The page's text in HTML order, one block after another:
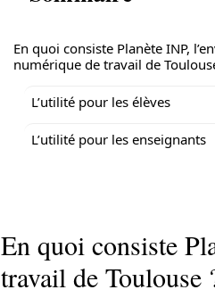
En quoi consiste Planète INP,
numérique de travail de
L’utilité pour les élèves
L’utilité pour les enseignants
En quoi consiste
travail de Toulouse